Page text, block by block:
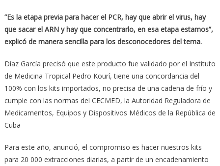
“Es la etapa previa para hacer el PCR, hay que abrir el virus, hay
que sacar el ARN y hay que concentrarlo, en esa etapa estamos”,
explicó de manera sencilla para los desconocedores del tema.
Díaz García precisó que este producto fue validado por el Instituto
de Medicina Tropical Pedro Kourí, tiene una concordancia del
100% con los kits importados, no precisa de una cadena de frío y
cumple con las normas del CECMED, la Autoridad Reguladora de
Medicamentos, Equipos y Dispositivos Médicos de la República de
Cuba
Para este año, anunció, el compromiso es hacer nuestros kits
para 20 000 extracciones diarias, a partir de un encadenamiento